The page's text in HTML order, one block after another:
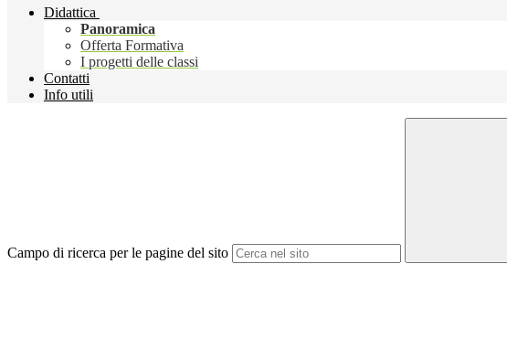
Didattica
Panoramica
Offerta Formativa
I progetti delle classi
Contatti
Info utili
Campo di ricerca per le pagine del sito